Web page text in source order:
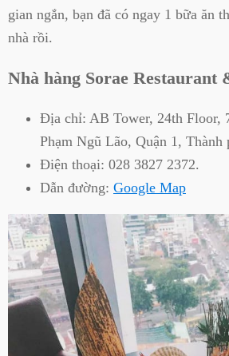
gian ngắn, bạn đã có ngay 1 bữa ăn
nhà rồi.
Nhà hàng Sorae Restaurant
Địa chỉ: AB Tower, 24th Floor,
Phạm Ngũ Lão, Quận 1,
Điện thoại: 028 3827 2372.
Dẫn đường: Google Map